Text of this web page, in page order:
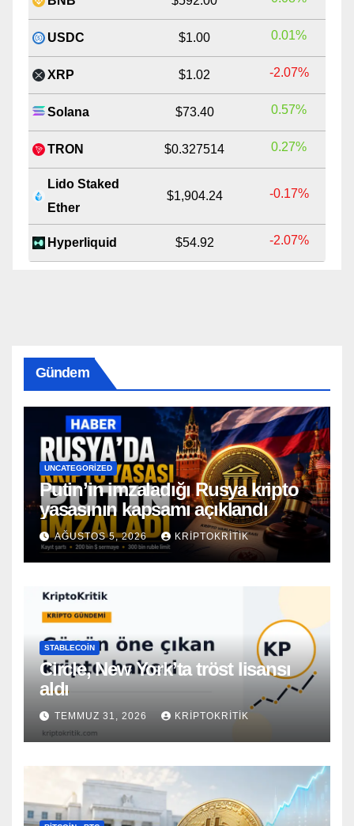
USDC $1.00 0.01%
XRP $1.02 -2.07%
Solana $73.40 0.57%
TRON $0.327514 0.27%
Lido Staked
Ether
$1,904.24 -0.17%
Hyperliquid $54.92 -2.07%
Gündem
UNCATEGORIZED
Putin’in imzaladığı Rusya kripto
yasasının kapsamı açıklandı
AĞUSTOS 5, 2026 KRIPTOKRITIK
STABLECOIN
Circle, New York’ta tröst lisansı
aldı
TEMMUZ 31, 2026 KRIPTOKRITIK